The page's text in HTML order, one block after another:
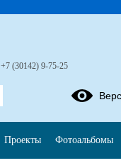
+7 (30142) 9-75-25
Проекты Фотоальбомы